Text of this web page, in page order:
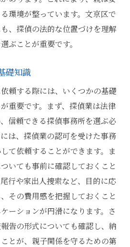
環境が整っています。文京区で
、探偵の法的な位置づけを理解
ぶことが重要です。
礎知識
頼する際には、いくつかの基礎
重要です。まず、探偵業は法律
信頼できる探偵事務所を選ぶ必
は、探偵業の認可を受けた事務
て依頼することができます。ま
いても事前に確認しておくこと
行や家出人捜索など、目的に応
その費用感を把握しておくこと
ーションが円滑になります。さ
告の形式についても確認し、納
とが、親子関係を守るための第